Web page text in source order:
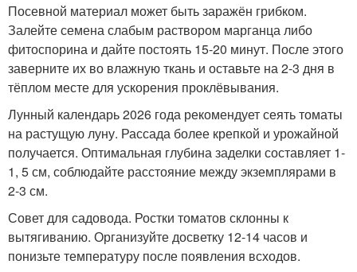
Посевной материал может быть заражён грибком.
Залейте семена слабым раствором марганца либо
фитоспорина и дайте постоять 15-20 минут. После этого
заверните их во влажную ткань и оставьте на 2-3 дня в
тёплом месте для ускорения проклёвывания.
Лунный календарь 2026 года рекомендует сеять томаты
на растущую луну. Рассада более крепкой и урожайной
получается. Оптимальная глубина заделки составляет 1-
1, 5 см, соблюдайте расстояние между экземплярами в
2-3 см.
Совет для садовода. Ростки томатов склонны к
вытягиванию. Организуйте досветку 12-14 часов и
понизьте температуру после появления всходов.